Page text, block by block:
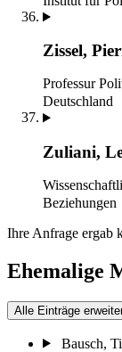
Zissel,
Professur
Deutschland
Zuliani,
Beziehungen
Ihre Anfrage ergab
Ehemalige
Alle Einträge
Bausch,